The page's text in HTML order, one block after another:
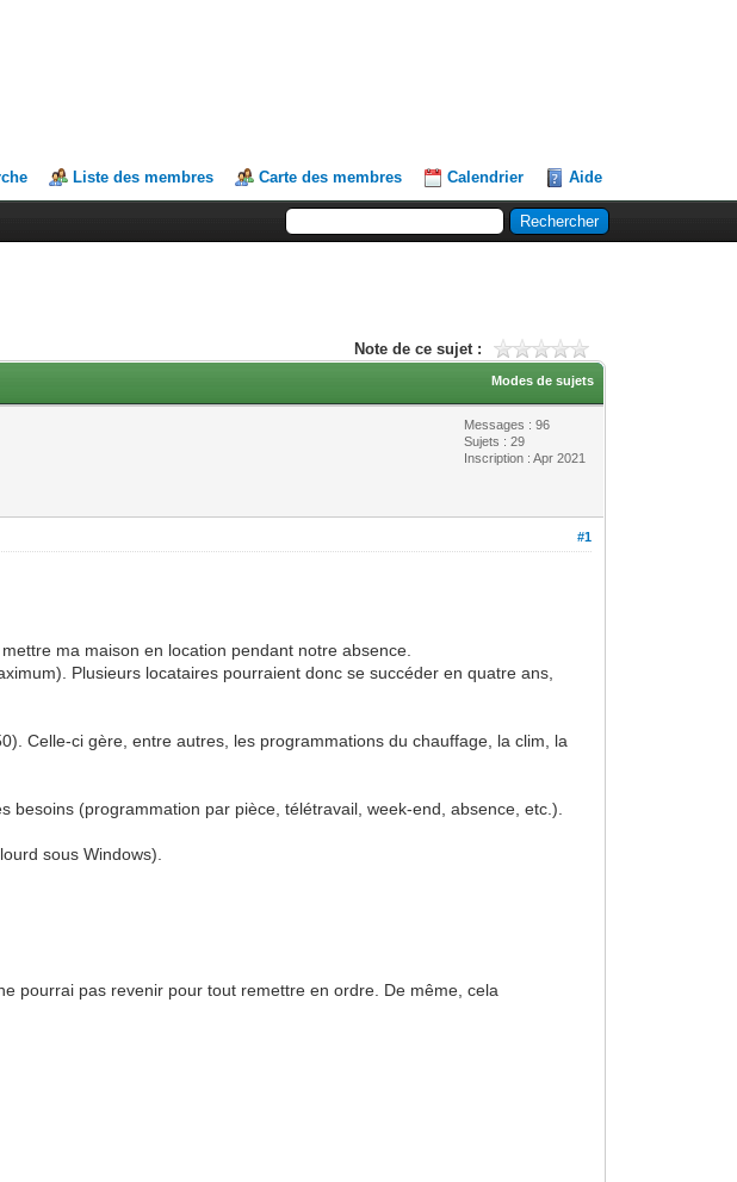
Liste des membres Carte des membres Calendrier Aide
Note de ce sujet :
Modes de sujets
Messages : 96
Sujets : 29
Inscription : Apr 2021
#1
ma maison en location pendant notre absence.
Plusieurs locataires pourraient donc se succéder en quatre ans,
Celle-ci gère, entre autres, les programmations du chauffage, la clim, la
(programmation par pièce, télétravail, week-end, absence, etc.).
sous Windows).
pourrai pas revenir pour tout remettre en ordre. De même, cela